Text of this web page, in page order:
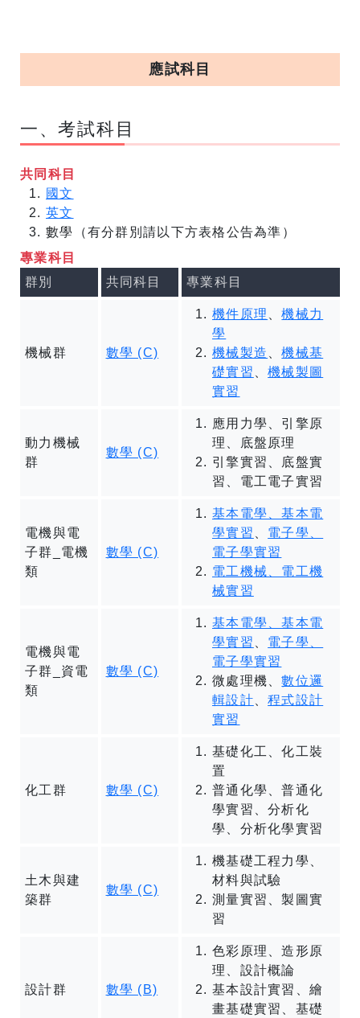
應試科目
一、考試科目
共同科目
國文
英文
數學（有分群別請以下方表格公告為準）
專業科目
群別
共同科目 專業科目
機械群 數學 (C)
機件原理 、機械力
學
機械製造
、機械基
礎實習
、機械製圖
實習
動力機械
群
數學 (C)
應用力學、引擎原
理、底盤原理
引擎實習、底盤實
習、電工電子實習
電機與電
子群_電機
類
數學 (C)
基本電學、基本電
學實習
電子學、
電子學實習
電工機械、電工機
械實習
電機與電
子群_資電
類
數學 (C)
基本電學、基本電
學實習
電子學、
電子學實習
微處理機、數位邏
輯設計 、程式設計
實習
化工群 數學 (C)
基礎化工、化工裝
置
普通化學、普通化
學實習、分析化
學、分析化學實習
土木與建
築群
數學 (C)
機基礎工程力學、
材料與試驗
測量實習、製圖實
習
設計群 數學 (B)
色彩原理、造形原
理、設計概論
基本設計實習、繪
畫基礎實習、基礎